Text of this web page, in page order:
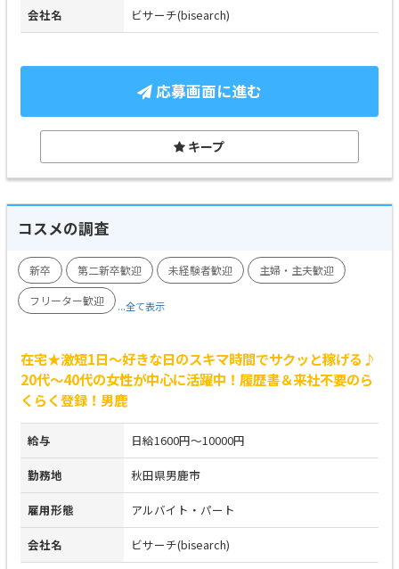
会社名 ビサーチ(bisearch)
応募画面に進む
キープ
コスメの調査
新卒 第二新卒歓迎 未経験者歓迎
主婦・主夫歓迎
フリーター歓迎
...全て表示
在宅★激短1日～好きな日のスキマ時間でサクッと稼げる♪
20代～40代の女性が中心に活躍中！履歴書＆来社不要のら
くらく登録！男鹿
給与 日給1600円～10000円
勤務地 秋田県男鹿市
雇用形態 アルバイト・パート
会社名 ビサーチ(bisearch)